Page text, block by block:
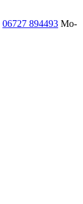
06727 894493 Mo-